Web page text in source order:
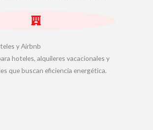
y Airbnb
hoteles, alquileres vacacionales y
que buscan eficiencia energética.